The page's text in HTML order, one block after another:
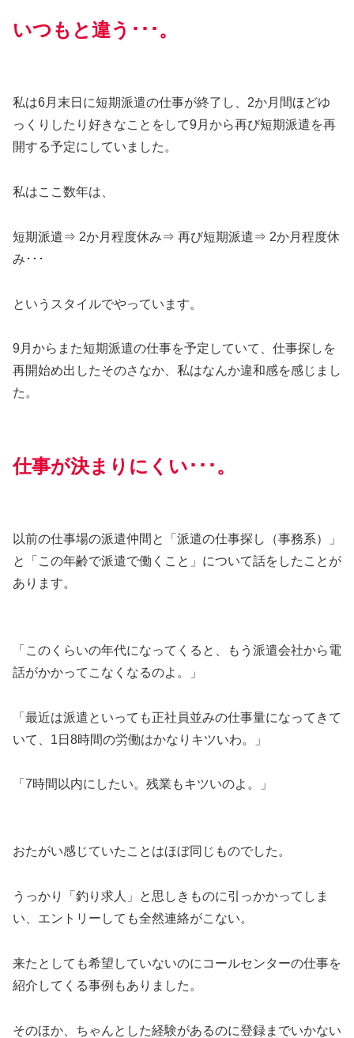
いつもと違う･･･。
私は6月末日に短期派遣の仕事が終了し、2か月間ほどゆ
っくりしたり好きなことをして9月から再び短期派遣を再
開する予定にしていました。
私はここ数年は、
短期派遣⇒ 2か月程度休み⇒ 再び短期派遣⇒ 2か月程度休
み･･･
というスタイルでやっています。
9月からまた短期派遣の仕事を予定していて、仕事探しを
再開始め出したそのさなか、私はなんか違和感を感じまし
た。
仕事が決まりにくい･･･。
以前の仕事場の派遣仲間と「派遣の仕事探し（事務系）」
と「この年齢で派遣で働くこと」について話をしたことが
あります。
「このくらいの年代になってくると、もう派遣会社から電
話がかかってこなくなるのよ。」
「最近は派遣といっても正社員並みの仕事量になってきて
いて、1日8時間の労働はかなりキツいわ。」
「7時間以内にしたい。残業もキツいのよ。」
おたがい感じていたことはほぼ同じものでした。
うっかり「釣り求人」と思しきものに引っかかってしま
い、エントリーしても全然連絡がこない。
来たとしても希望していないのにコールセンターの仕事を
紹介してくる事例もありました。
そのほか、ちゃんとした経験があるのに登録までいかない